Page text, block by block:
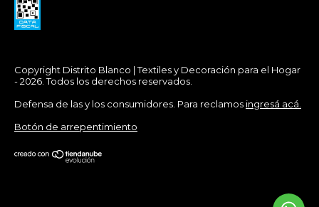
Copyright Distrito Blanco | Textiles y Decoración para el Hogar
- 2026. Todos los derechos reservados.
Defensa de las y los consumidores. Para reclamos ingresá acá.
Botón de arrepentimiento